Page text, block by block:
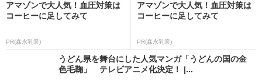
アマゾンで大人気！血圧対策は
コーヒーに足してみて
PR(森永乳業)
アマゾンで大人気！血圧対策は
コーヒーに足してみて
PR(森永乳業)
うどん県を舞台にした人気マンガ「うどんの国の金
色毛鞠」 テレビアニメ化決定！ |...